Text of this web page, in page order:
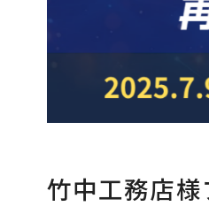
竹中工務店